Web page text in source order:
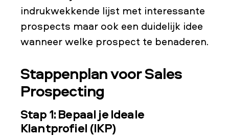
indrukwekkende lijst met interessante
prospects maar ook een duidelijk idee
wanneer welke prospect te benaderen.
Stappenplan voor Sales
Prospecting
Stap 1: Bepaal je Ideale
Klantprofiel (IKP)